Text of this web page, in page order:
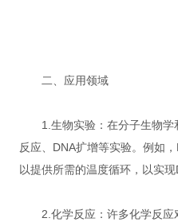
二、应用领域
1.生物实验：在分子生物学
反应、DNA扩增等实验。例如
以提供所需的温度循环，以实现
2.化学反应：许多化学反应